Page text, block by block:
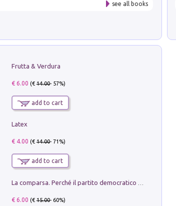
see all books
Frutta & Verdura
€ 6.00 (€14.00- 57%)
add to cart
Latex
€ 4.00 (€14.00- 71%)
add to cart
€ 6.00 (€15.00- 60%)